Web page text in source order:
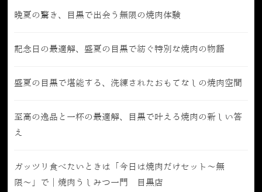
晩夏の驚き、目黒で出会う無限の焼肉体験
記念日の最適解、盛夏の目黒で紡ぐ特別な焼肉の物語
盛夏の目黒で堪能する、洗練されたおもてなしの焼肉空間
至高の逸品と一杯の最適解、目黒で叶える焼肉の新しい答
え
ガッツリ食べたいときは「今日は焼肉だけセット〜無
限〜」で｜焼肉うしみつ一門 目黒店